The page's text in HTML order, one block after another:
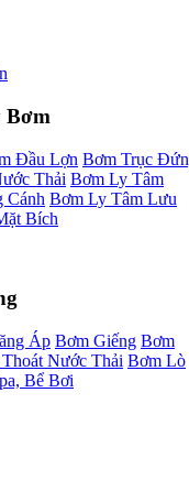
Bơm
Đầu Lợn Bơm Trục
Thải Bơm Ly Tâm
Cánh Bơm Ly Tâm Lưu
Bích
Áp Bơm Giếng Bơm
Nước Thải Bơm Lò
Bể Bơi